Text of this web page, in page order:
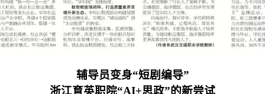
辅导员变身“短剧编导”
浙江育英职院“AI+思政”的新尝试